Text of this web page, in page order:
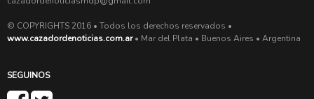
© COPYRIGHTS 2016 • Todos los derechos reservados •
www.cazadordenoticias.com.ar• Mar del Plata • Buenos Aires • Argentina
SEGUINOS